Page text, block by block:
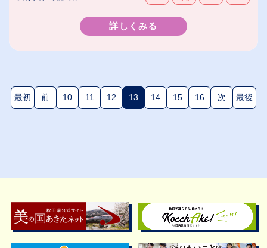
詳しくみる
最初 前 10 11 12 13(現在のページ)
14 15 16 次 最後